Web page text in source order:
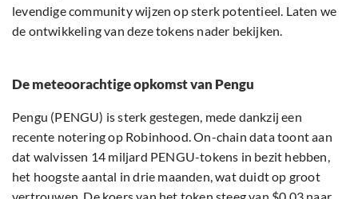
levendige community wijzen op sterk potentieel. Laten we
de ontwikkeling van deze tokens nader bekijken.
De meteoorachtige opkomst van Pengu
Pengu (PENGU) is sterk gestegen, mede dankzij een
recente notering op Robinhood. On-chain data toont aan
dat walvissen 14 miljard PENGU-tokens in bezit hebben,
het hoogste aantal in drie maanden, wat duidt op groot